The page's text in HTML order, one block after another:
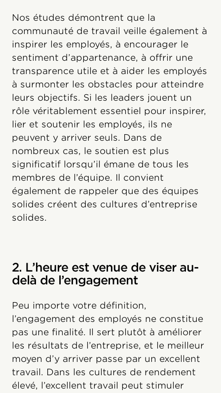
Nos études démontrent que la
communauté de travail veille également à
inspirer les employés, à encourager le
sentiment d’appartenance, à offrir une
transparence utile et à aider les employés
à surmonter les obstacles pour atteindre
leurs objectifs. Si les leaders jouent un
rôle véritablement essentiel pour inspirer,
lier et soutenir les employés, ils ne
peuvent y arriver seuls. Dans de
nombreux cas, le soutien est plus
significatif lorsqu’il émane de tous les
membres de l’équipe. Il convient
également de rappeler que des équipes
solides créent des cultures d’entreprise
solides.
2. L’heure est venue de viser au-
delà de l’engagement
Peu importe votre définition,
l’engagement des employés ne constitue
pas une finalité. Il sert plutôt à améliorer
les résultats de l’entreprise, et le meilleur
moyen d’y arriver passe par un excellent
travail. Dans les cultures de rendement
élevé, l’excellent travail peut stimuler